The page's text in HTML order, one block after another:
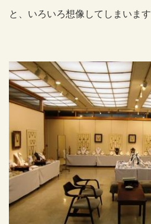
と、いろいろ想像してしまいます